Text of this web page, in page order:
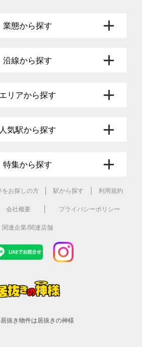
業態から探す
沿線から探す
エリアから探す
人気駅から探す
特集から探す
お探しの方 駅から探す 利用規約
会社概要 プライバシーポリシー
関連企業/関連店舗
居抜き物件は居抜きの神様